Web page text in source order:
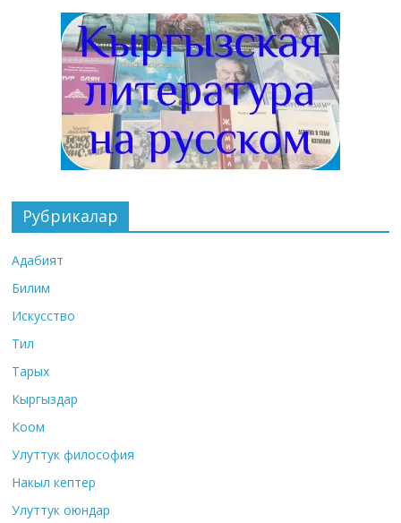
Рубрикалар
Адабият
Билим
Искусство
Тил
Тарых
Кыргыздар
Коом
Улуттук философия
Накыл кептер
Улуттук оюндар